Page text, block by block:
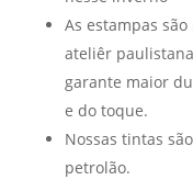
As estampas
ateliêr
garante maior
e do toque.
Nossas tintas
petrolão.